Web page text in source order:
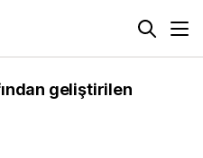
geliştirilen